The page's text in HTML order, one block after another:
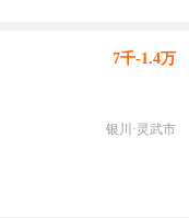
7千-1.4万
银川·灵武市